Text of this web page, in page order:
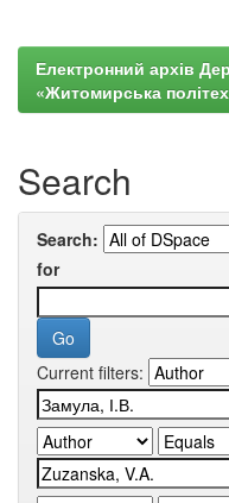
Електронний архів
«Житомирська
Search
Search:
for
Current filters: